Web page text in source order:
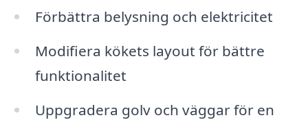
Förbättra belysning och elektricitet
Modifiera kökets layout för bättre
funktionalitet
Uppgradera golv och väggar för en